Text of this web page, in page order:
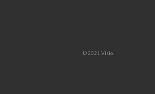
© 2021 Visio.